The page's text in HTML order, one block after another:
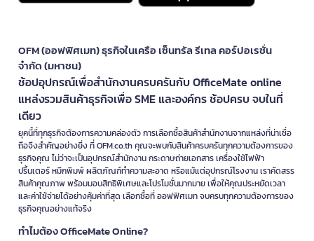
OFM (ออฟฟิศเมท) ธุรกิจในเครือ เซ็นทรัล รีเทล คอร์ปอเรชั่น
จำกัด (มหาชน)
ช้อปอุปกรณ์เพื่อสำนักงานครบครันกับ OfficeMate online
แหล่งรวมสินค้าธุรกิจเพื่อ SME และองค์กร ช้อปครบ จบในที่
เดียว
ยุคนี้ที่ทุกธุรกิจต้องการความคล่องตัว การเลือกซื้อสินค้าสำนักงานจากแหล่งที่น่าเชื่อ
ถือจึงสำคัญอย่างยิ่ง ที่ OFM.co.th คุณจะพบกับสินค้าครบครันทุกความต้องการของ
ธุรกิจคุณ ไม่ว่าจะเป็นอุปกรณ์สำนักงาน กระดาษถ่ายเอกสาร เครื่องใช้ไฟฟ้า
ปริ้นเตอร์ หมึกพิมพ์ ผลิตภัณฑ์ทำความสะอาด หรือแม้แต่อุปกรณ์โรงงาน เราคัดสรร
สินค้าคุณภาพ พร้อมมอบสิทธิพิเศษและโปรโมชั่นมากมาย เพื่อให้คุณประหยัดเวลา
และค่าใช้จ่ายได้อย่างคุ้มค่าที่สุด เลือกซื้อที่ ออฟฟิศเมท จบครบทุกความต้องการของ
ธุรกิจคุณอย่างแท้จริง
ทำไมต้อง OfficeMate Online?